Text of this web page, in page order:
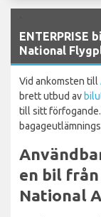
National
Vid ankomsten till
brett utbud av
till sitt förfogande.
en bil
National